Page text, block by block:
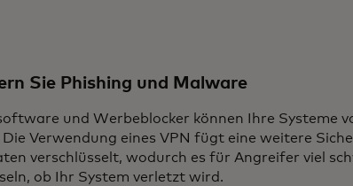
Sie Phishing und Malware
und Werbeblocker können Ihre Systeme
Die Verwendung eines VPN fügt eine weitere
verschlüsselt, wodurch es für Angreifer viel
ob Ihr System verletzt wird.